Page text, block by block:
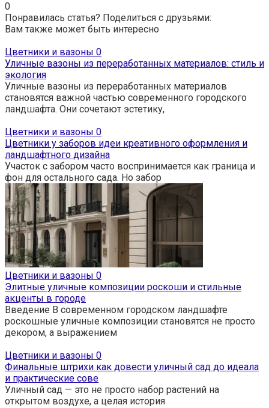
0
Понравилась статья? Поделиться с друзьями:
Вам также может быть интересно
Цветники и вазоны 0
Уличные вазоны из переработанных материалов: стиль и
экология
Уличные вазоны из переработанных материалов
становятся важной частью современного городского
ландшафта. Они сочетают эстетику,
Цветники и вазоны 0
Цветники у заборов идеи креативного оформления и
ландшафтного дизайна
Участок с забором часто воспринимается как граница и
фон для остального сада. Но забор
Цветники и вазоны 0
Элитные уличные композиции роскоши и стильные
акценты в городе
Введение В современном городском ландшафте
роскошные уличные композиции становятся не просто
декором, а выражением
Цветники и вазоны 0
Финальные штрихи как довести уличный сад до идеала
и практические сове
Уличный сад — это не просто набор растений на
открытом воздухе, а целая история